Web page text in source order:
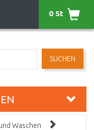
SUCHEN
0 St
Waschen